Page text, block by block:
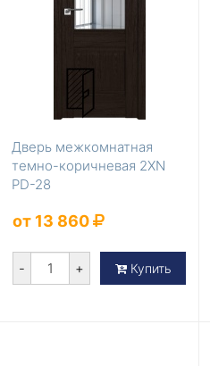
Дверь межкомнатная
темно-коричневая 2XN
PD-28
от 13 860
- + Купить